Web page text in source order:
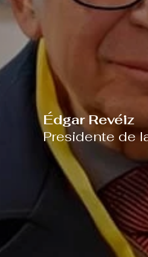
Édgar Revéiz
Presidente de